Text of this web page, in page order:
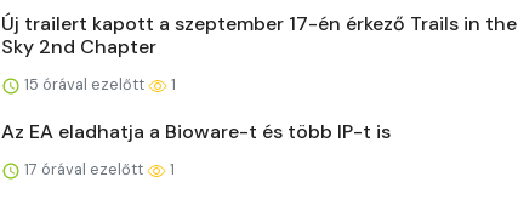
Új trailert kapott a szeptember 17-én érkező Trails in the
Sky 2nd Chapter
15 órával ezelőtt 1
Az EA eladhatja a Bioware-t és több IP-t is
17 órával ezelőtt 1